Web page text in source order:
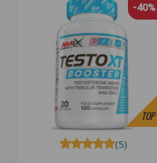
TOP
-40%
(5)